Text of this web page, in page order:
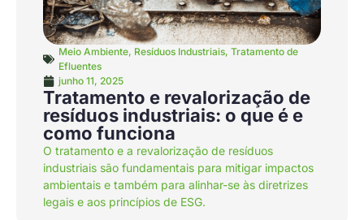
Meio Ambiente, Resíduos Industriais, Tratamento de
Efluentes
junho 11, 2025
Tratamento e revalorização de
resíduos industriais: o que é e
como funciona
O tratamento e a revalorização de resíduos
industriais são fundamentais para mitigar impactos
ambientais e também para alinhar-se às diretrizes
legais e aos princípios de ESG.